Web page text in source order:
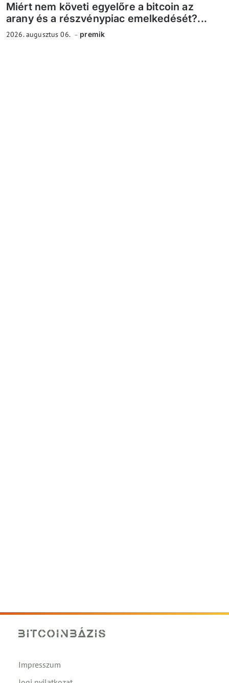
Miért nem követi egyelőre a bitcoin az
arany és a részvénypiac emelkedését?...
2026. augusztus 06. premik
Impresszum